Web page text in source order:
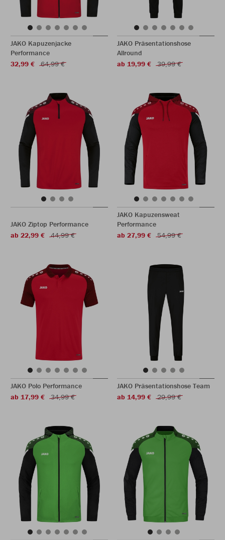
JAKO Kapuzenjacke
Performance
32,99 €
64,99 €
JAKO Präsentationshose
Allround
ab 19,99 €
39,99 €
JAKO Ziptop Performance
ab 22,99 €
44,99 €
JAKO Kapuzensweat
Performance
ab 27,99 €
54,99 €
JAKO Polo Performance
ab 17,99 €
34,99 €
JAKO Präsentationshose Team
ab 14,99 €
29,99 €